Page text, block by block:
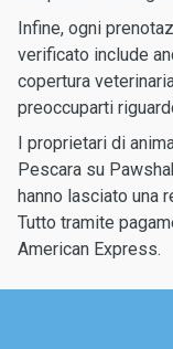
Infine, ogni
verificato include
copertura
preoccuparti
I proprietari di
Pescara su
hanno lasciato una
Tutto tramite
American Express.